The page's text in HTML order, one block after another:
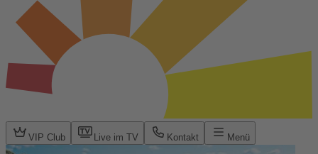
VIP Club Live im TV Kontakt Menü